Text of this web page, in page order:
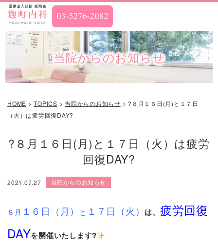
当院からのお知らせ
HOME >TOPICS > 当院からのお知らせ > ?８月１６日(月)と１７日
（火）は疲労回復DAY?
?８月１６日(月)と１７日（火）は疲労
回復DAY?
2021.07.27 当院からのお知らせ
８月 １６日（月） と １７日（火） は、 疲労回復
DAYを開催いたします?